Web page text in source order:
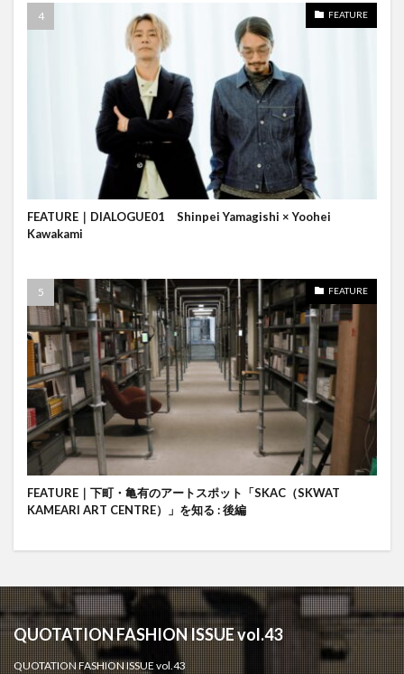
FEATURE
FEATURE｜DIALOGUE01 Shinpei Yamagishi × Yoohei
Kawakami
FEATURE
FEATURE｜下町・亀有のアートスポット「SKAC（SKWAT
KAMEARI ART CENTRE）」を知る : 後編
QUOTATION FASHION ISSUE vol.43
QUOTATION FASHION ISSUE vol.43